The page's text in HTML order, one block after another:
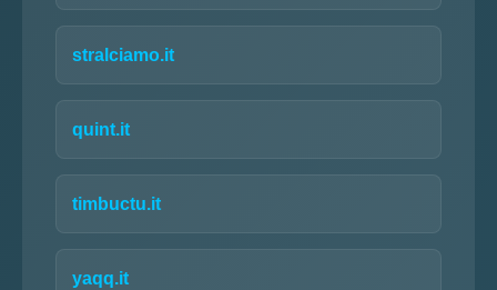
stralciamo.it
quint.it
timbuctu.it
yaqq.it